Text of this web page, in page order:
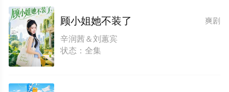
爽剧
顾小姐她不装了
辛润茜＆刘蕙宾
状态：全集